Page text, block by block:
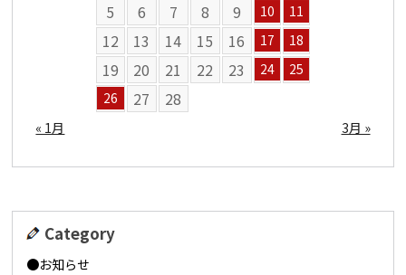
5 6 7 8 9 10 11
12 13 14 15 16 17 18
19 20 21 22 23 24
25
26
27 28
« 1月 3月 »
Category
お知らせ